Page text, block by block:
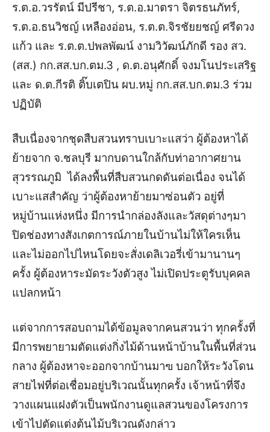
ร.ต.อ.วรรัตน์ มีปรีชา, ร.ต.อ.มาตรา จิตรธนภัทร์,
ร.ต.อ.ธนวิชญ์ เหลืองอ่อน, ร.ต.ต.จิรชัยยชญ์ ศรีดวง
แก้ว และ ร.ต.ต.ปพลพัฒน์ งามวิวัฒน์ภักดี รอง สว.
(สส.) กก.สส.บก.ตม.3 , ด.ต.อนุศักดิ์ จงมโนประเสริฐ
และ ด.ต.กีรติ ติ๊บเตปิน ผบ.หมู่ กก.สส.บก.ตม.3 ร่วม
ปฏิบัติ
สืบเนื่องจากชุดสืบสวนทราบเบาะแสว่า ผู้ต้องหาได้
ย้ายจาก จ.ชลบุรี มากบดานใกล้กับท่าอากาศยาน
สุวรรณภูมิ ได้ลงพื้นที่สืบสวนกดดันต่อเนื่อง จนได้
เบาะแสสำคัญ ว่าผู้ต้องหาย้ายมาซ่อนตัว อยู่ที่
หมู่บ้านแห่งหนึ่ง มีการนำกล่องลังและวัสดุต่างๆมา
ปิดช่องทางสังเกตการณ์ภายในบ้านไม่ให้ใครเห็น
และไม่ออกไปไหนโดยจะสั่งเดลิเวอรี่เข้ามานานๆ
ครั้ง ผู้ต้องหาระมัดระวังตัวสูง ไม่เปิดประตูรับบุคคล
แปลกหน้า
แต่จากการสอบถามได้ข้อมูลจากคนสวนว่า ทุกครั้งที่
มีการพยายามตัดแต่งกิ่งไม้ด้านหน้าบ้านในพื้นที่ส่วน
กลาง ผู้ต้องหาจะออกจากบ้านมาฃ บอกให้ระวังโดน
สายไฟที่ต่อเชื่อมอยู่บริเวณนั้นทุกครั้ง เจ้าหน้าที่จึง
วางแผนแฝงตัวเป็นพนักงานดูแลสวนของโครงการ
เข้าไปตัดแต่งต้นไม้บริเวณดังกล่าว